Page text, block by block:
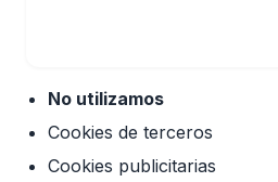
No utilizamos
Cookies de terceros
Cookies publicitarias